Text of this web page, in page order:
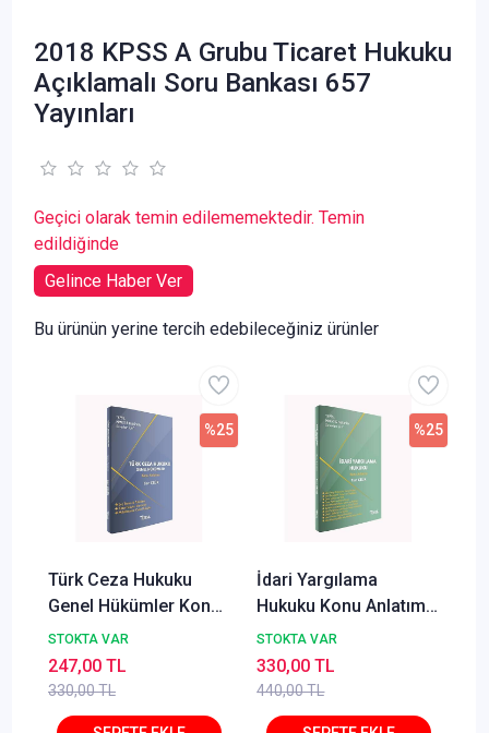
2018 KPSS A Grubu Ticaret Hukuku
Açıklamalı Soru Bankası 657
Yayınları
Geçici olarak temin edilememektedir. Temin
edildiğinde
Gelince Haber Ver
Bu ürünün yerine tercih edebileceğiniz ürünler
Türk Ceza Hukuku
Genel Hükümler Konu
Anlatımı Can Çelik
Temsil Kitap
STOKTA VAR
330,00 TL
%25
247,00 TL
İdari Yargılama
Hukuku Konu Anlatımı
Can Çelik Temsil Kitap
STOKTA VAR
440,00 TL
%25
330,00 TL